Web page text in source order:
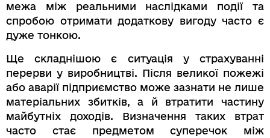
межа між реальними наслідками події та
спробою отримати додаткову вигоду часто є
дуже тонкою.
Ще складнішою є ситуація у страхуванні
перерви у виробництві. Після великої пожежі
або аварії підприємство може зазнати не лише
матеріальних збитків, а й втратити частину
майбутніх доходів. Визначення таких втрат
часто стає предметом суперечок між